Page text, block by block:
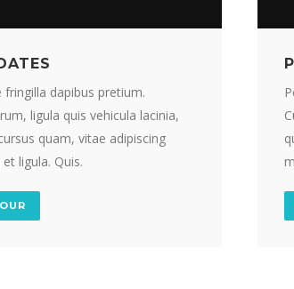
fringilla dapibus pretium.
ligula quis vehicula lacinia,
quam, vitae adipiscing
ligula. Quis.